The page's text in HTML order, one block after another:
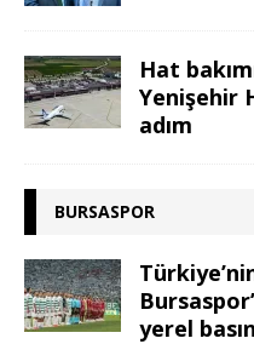
Hat
Yenişehir
adım
BURSASPOR
yerel